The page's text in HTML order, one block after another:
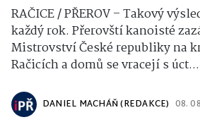
RAČICE / PŘEROV – Takový
každý rok. Přerovští kanoisté
Mistrovství České republiky na
Račicích a domů se vracejí s úct...
DANIEL MACHÁŇ (REDAKCE) 08.